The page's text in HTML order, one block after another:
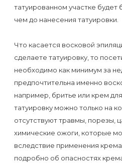
или
воска
для
депиляции
Эпиляция
депиляция?
татуированном участке будет
чем до нанесения татуировки.
Что касается восковой
сделаете татуировку, то
необходимо как минимум за
предпочтительна именно
например, бритье или крем
татуировку можно только на
отсутствуют травмы, порезы,
химические ожоги, которые
вследствие применения
подробно об опасностях